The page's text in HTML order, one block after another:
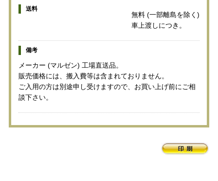
送料
無料 (一部離島を除く)
車上渡しにつき。
備考
メーカー (マルゼン) 工場直送品。
販売価格には、搬入費等は含まれておりません。
ご入用の方は別途申し受けますので、お買い上げ前にご相
談下さい。